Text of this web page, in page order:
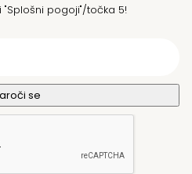
pogoji"/točka 5!